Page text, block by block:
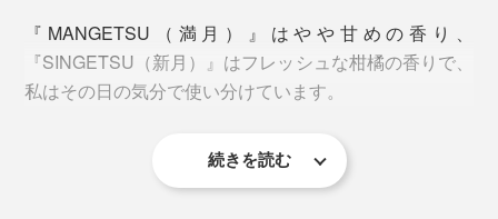
『MANGETSU（満月）』はやや甘めの香り、
『SINGETSU（新月）』はフレッシュな柑橘の香りで、
私はその日の気分で使い分けています。
続きを読む